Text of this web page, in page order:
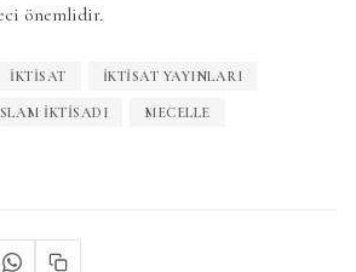
önemlidir.
İKTISAT İKTISAT YAYINLARI
IKTISADI MECELLE